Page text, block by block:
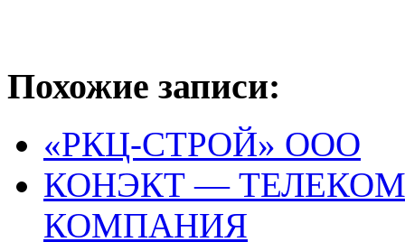
Похожие записи:
«РКЦ-СТРОЙ» ООО
КОНЭКТ —
КОМПАНИЯ